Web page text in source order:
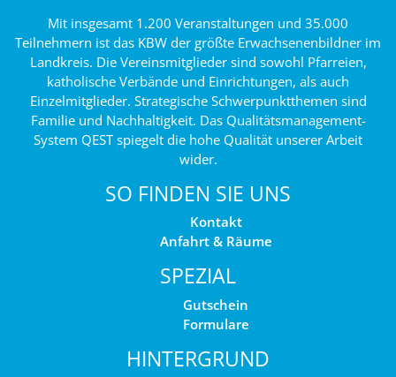
Mit insgesamt 1.200 Veranstaltungen und 35.000
Teilnehmern ist das KBW der größte Erwachsenenbildner im
Landkreis. Die Vereinsmitglieder sind sowohl Pfarreien,
katholische Verbände und Einrichtungen, als auch
Einzelmitglieder. Strategische Schwerpunktthemen sind
Familie und Nachhaltigkeit. Das Qualitätsmanagement-
System QEST spiegelt die hohe Qualität unserer Arbeit
wider.
SO FINDEN SIE UNS
Kontakt
Anfahrt & Räume
SPEZIAL
Gutschein
Formulare
HINTERGRUND